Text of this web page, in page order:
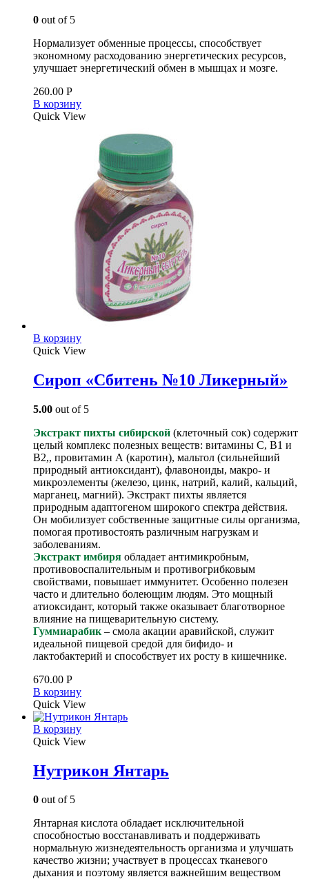
0 out of 5
Нормализует обменные процессы, способствует
экономному расходованию энергетических ресурсов,
улучшает энергетический обмен в мышцах и мозге.
260.00 Р
В корзину
Quick View
В корзину
Quick View
Сироп «Сбитень №10 Ликерный»
5.00 out of 5
Экстракт пихты сибирской (клеточный сок) содержит
целый комплекс полезных веществ: витамины С, В1 и
В2,, провитамин А (каротин), мальтол (сильнейший
природный антиоксидант), флавоноиды, макро- и
микроэлементы (железо, цинк, натрий, калий, кальций,
марганец, магний). Экстракт пихты является
природным адаптогеном широкого спектра действия.
Он мобилизует собственные защитные силы организма,
помогая противостоять различным нагрузкам и
заболеваниям.
Экстракт имбиря обладает антимикробным,
противовоспалительным и противогрибковым
свойствами, повышает иммунитет. Особенно полезен
часто и длительно болеющим людям. Это мощный
атиоксидант, который также оказывает благотворное
влияние на пищеварительную систему.
Гуммиарабик – смола акации аравийской, служит
идеальной пищевой средой для бифидо- и
лактобактерий и способствует их росту в кишечнике.
670.00 Р
В корзину
Quick View
В корзину
Quick View
Нутрикон Янтарь
0 out of 5
Янтарная кислота обладает исключительной
способностью восстанавливать и поддерживать
нормальную жизнедеятельность организма и улучшать
качество жизни; участвует в процессах тканевого
дыхания и поэтому является важнейшим веществом